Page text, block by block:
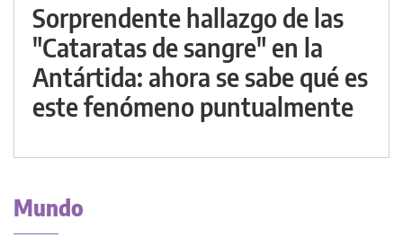
Sorprendente hallazgo de las
"Cataratas de sangre" en la
Antártida: ahora se sabe qué es
este fenómeno puntualmente
Mundo